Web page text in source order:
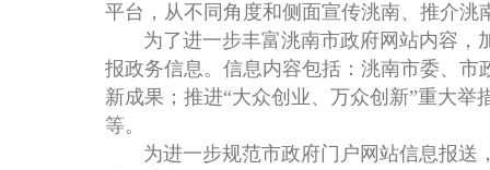
平台，从不同角度和侧面宣传洮南、推介
为了进一步丰富洮南市政府网站内容，
报政务信息。信息内容包括：洮南市委、
新成果；推进“大众创业、万众创新”重大
等。
为进一步规范市政府门户网站信息报送